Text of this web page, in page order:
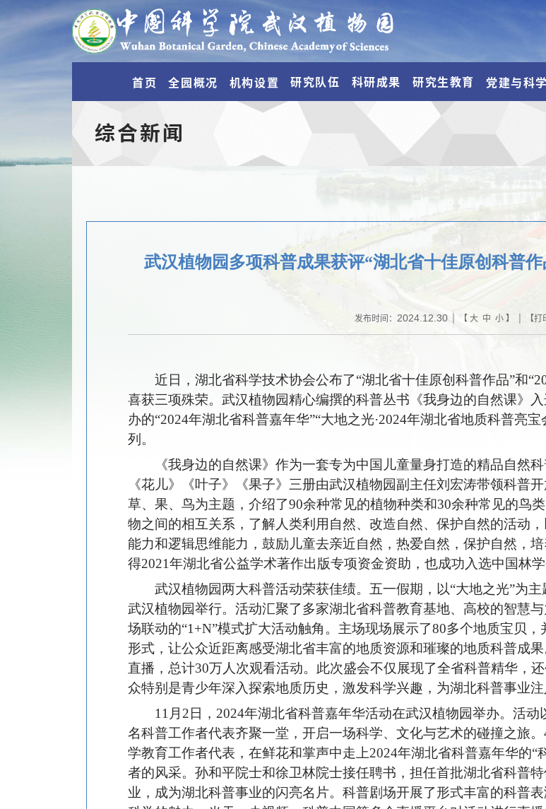
首页 全园概况 机构设置 研究队伍 科研成果 研究生教育 党建与科
综合新闻
武汉植物园多项科普成果获评“湖北省十佳原创科普
发布时间： 2024.12.30| 【 大 中 小】 | 【打
近日，湖北省科学技术协会公布了“湖北省十佳原创科普作品”和
喜获三项殊荣。武汉植物园精心编撰的科普丛书《我身边的自然课》
办的“2024年湖北省科普嘉年华”“大地之光·2024年湖北省地质科普亮
列。
《我身边的自然课》作为一套专为中国儿童量身打造的精品自然
《花儿》《叶子》《果子》三册由武汉植物园副主任刘宏涛带领科普
草、果、鸟为主题，介绍了90余种常见的植物种类和30余种常见的鸟
物之间的相互关系，了解人类利用自然、改造自然、保护自然的活动
能力和逻辑思维能力，鼓励儿童去亲近自然，热爱自然，保护自然，
得2021年湖北省公益学术著作出版专项资金资助，也成功入选中国林
武汉植物园两大科普活动荣获佳绩。五一假期，以“大地之光”为
武汉植物园举行。活动汇聚了多家湖北省科普教育基地、高校的智慧
场联动的“1+N”模式扩大活动触角。主场现场展示了80多个地质宝贝
形式，让公众近距离感受湖北省丰富的地质资源和璀璨的地质科普成
直播，总计30万人次观看活动。此次盛会不仅展现了全省科普精华，
众特别是青少年深入探索地质历史，激发科学兴趣，为湖北科普事业注
11月2日，2024年湖北省科普嘉年华活动在武汉植物园举办。活
名科普工作者代表齐聚一堂，开启一场科学、文化与艺术的碰撞之旅
学教育工作者代表，在鲜花和掌声中走上2024年湖北省科普嘉年华的
者的风采。孙和平院士和徐卫林院士接任聘书，担任首批湖北省科普
业，成为湖北科普事业的闪亮名片。科普剧场开展了形式丰富的科普